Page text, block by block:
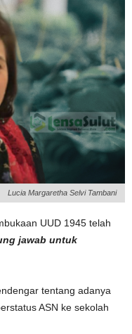
Lucia Margaretha Selvi Tambani
UUD 1945 telah
jawab untuk
tentang adanya
ASN ke sekolah